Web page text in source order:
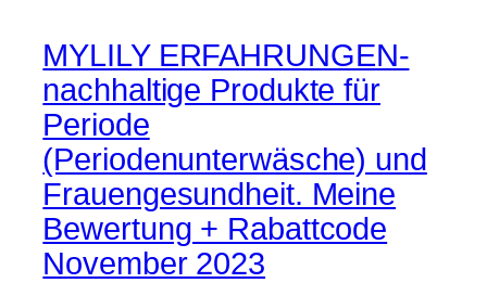
MYLILY ERFAHRUNGEN-
nachhaltige Produkte für
Periode
(Periodenunterwäsche) und
Frauengesundheit. Meine
Bewertung + Rabattcode
November 2023